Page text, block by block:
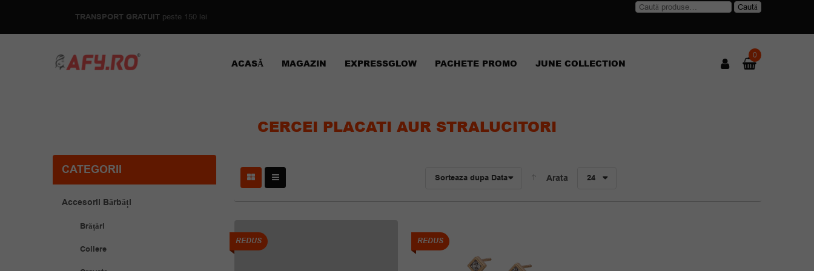
TRANSPORT GRATUIT peste 150 lei
Caută
Caută
ACASĂ MAGAZIN EXPRESSGLOW PACHETE PROMO JUNE COLLECTION
0
CERCEI PLACATI AUR STRALUCITORI
Sorteaza dupa Data Arata 24
REDUS REDUS
CATEGORII
Accesorii Bărbăți
Brățări
Coliere